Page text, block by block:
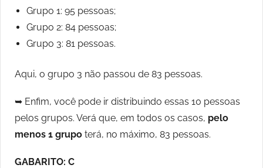
Grupo 1: 95 pessoas;
Grupo 2: 84 pessoas;
Grupo 3: 81 pessoas.
Aqui, o grupo 3 não passou de 83 pessoas.
➥ Enfim, você pode ir distribuindo essas 10 pessoas
pelos grupos. Verá que, em todos os casos, pelo
menos 1 grupo terá, no máximo, 83 pessoas.
GABARITO: C